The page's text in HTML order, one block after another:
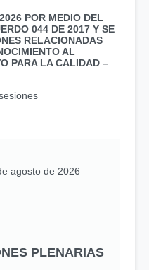
POR MEDIO DEL
044 DE 2017 Y SE
RELACIONADAS
AL
PARA LA CALIDAD –
agosto de 2026
PLENARIAS